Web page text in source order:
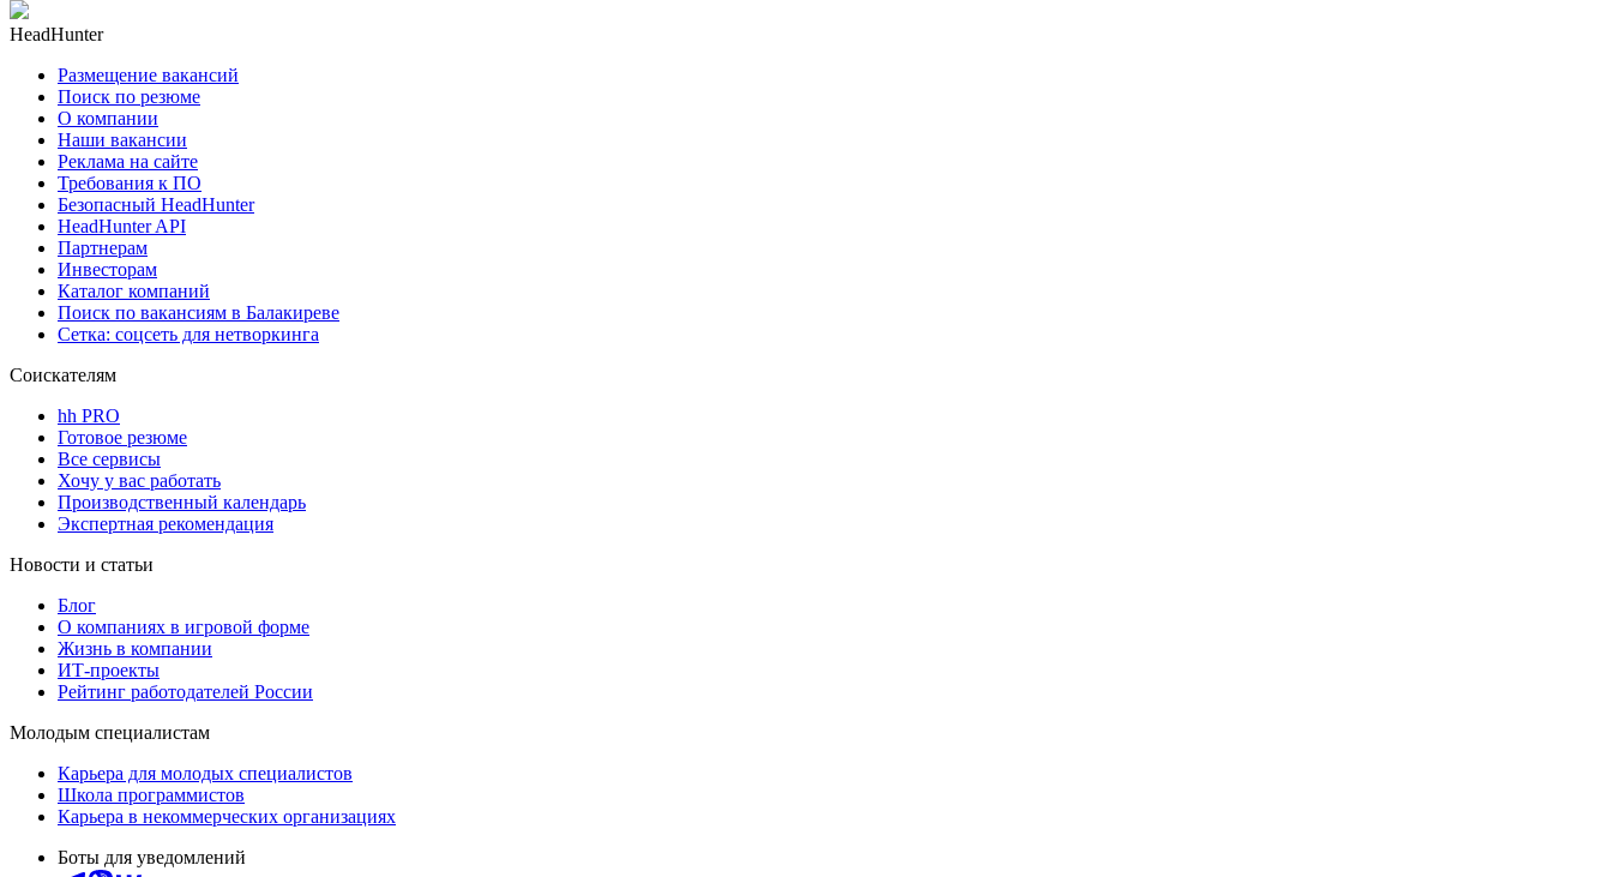
HeadHunter
Размещение вакансий
Поиск по резюме
О компании
Наши вакансии
Реклама на сайте
Требования к ПО
Безопасный HeadHunter
HeadHunter API
Партнерам
Инвесторам
Каталог компаний
Поиск по вакансиям в Балакиреве
Сетка: соцсеть для нетворкинга
Соискателям
hh PRO
Готовое резюме
Все сервисы
Хочу у вас работать
Производственный календарь
Экспертная рекомендация
Новости и статьи
Блог
О компаниях в игровой форме
Жизнь в компании
ИТ-проекты
Рейтинг работодателей России
Молодым специалистам
Карьера для молодых специалистов
Школа программистов
Карьера в некоммерческих организациях
Боты для уведомлений